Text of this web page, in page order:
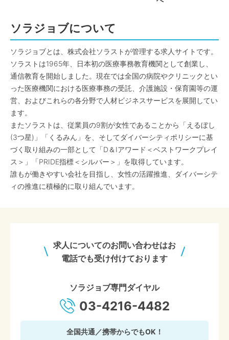
ソラジョブについて
ソラジョブとは、株式会社ソラストが管理する求人サイトです。
ソラストは1965年、日本初の医療事務教育機関として創業し、
通信教育を開始しました。現在では全国の病院やクリニックとい
った医療機関における医療事務の受託、介護施設・保育園等の運
営、およびこれらの各分野で人材ビジネスサービスを展開してい
ます。
またソラストは、従業員の9割が女性であることから「えるぼし
(3つ星)」「くるみん」を、そしてダイバーシティポリシーに基
づく取り組みの一部として「D＆Iアワード＜ベストワークプレイ
ス＞」「PRIDE指標＜シルバー＞」を取得しています。
誰もが働きやすい会社を目指し、女性の活躍推進、ダイバーシテ
ィの推進に積極的に取り組んでいます。
求人についてのお問い合わせはお
電話でも受け付けております
ソラジョブ専門ダイヤル
03-4216-4482
全国共通／携帯からでもOK！